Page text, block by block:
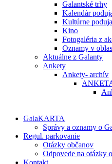
Galantské trhy
Kalendár
Kultúrne
Kino
Fotogaléria z
Oznamy v
Aktuálne z Galanty
Ankety
Ankety- archív
GalaKARTA
Správy a oznamy o
Regul. parkovanie
Otázky občanov
Odpovede na otázky
Kontakt